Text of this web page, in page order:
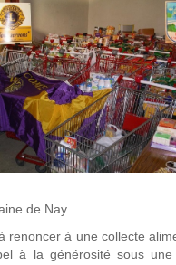
de Nay.
renoncer à une collecte
à la générosité sous une